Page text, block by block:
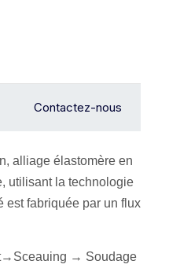
Contactez-nous
alliage élastomère en
utilisant la technologie
est fabriquée par un flux
→Sceauing → Soudage